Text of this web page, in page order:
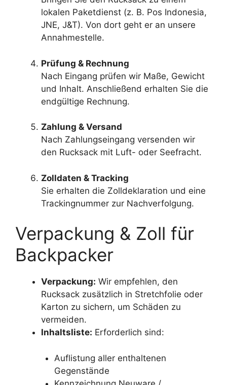
lokalen Paketdienst (z. B. Pos Indonesia,
JNE, J&T). Von dort geht er an unsere
Annahmestelle.
Prüfung & Rechnung
Nach Eingang prüfen wir Maße, Gewicht
und Inhalt. Anschließend erhalten Sie die
endgültige Rechnung.
Zahlung & Versand
Nach Zahlungseingang versenden wir
den Rucksack mit Luft- oder Seefracht.
Zolldaten & Tracking
Sie erhalten die Zolldeklaration und eine
Trackingnummer zur Nachverfolgung.
Verpackung & Zoll für
Backpacker
Verpackung: Wir empfehlen, den
Rucksack zusätzlich in Stretchfolie oder
Karton zu sichern, um Schäden zu
vermeiden.
Inhaltsliste: Erforderlich sind:
Auflistung aller enthaltenen
Gegenstände